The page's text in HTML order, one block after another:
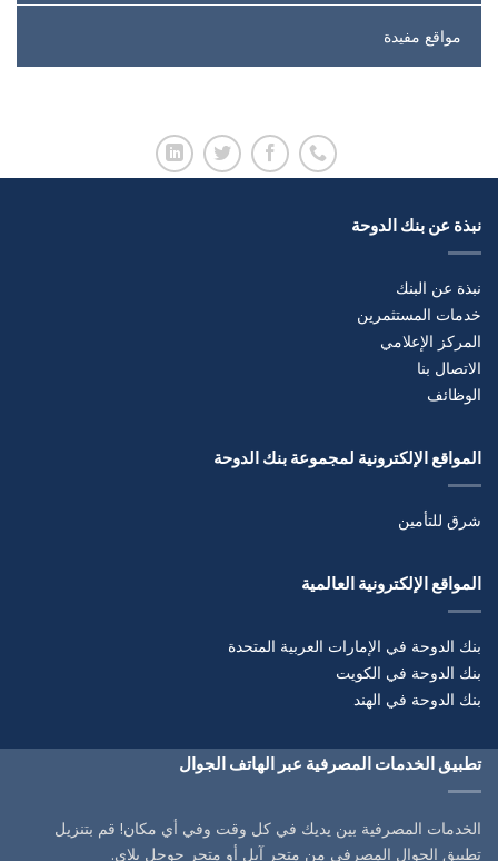
مواقع مفيدة
نبذة عن بنك الدوحة
نبذة عن البنك
خدمات المستثمرين
المركز الإعلامي
الاتصال بنا
الوظائف
المواقع الإلكترونية لمجموعة بنك الدوحة
شرق للتأمين
المواقع الإلكترونية العالمية
بنك الدوحة في الإمارات العربية المتحدة
بنك الدوحة في الكويت
بنك الدوحة في الهند
تطبيق الخدمات المصرفية عبر الهاتف الجوال
الخدمات المصرفية بين يديك في كل وقت وفي أي مكان! قم بتنزيل
تطبيق الجوال المصرفي من متجر آبل أو متجر جوجل بلاي.